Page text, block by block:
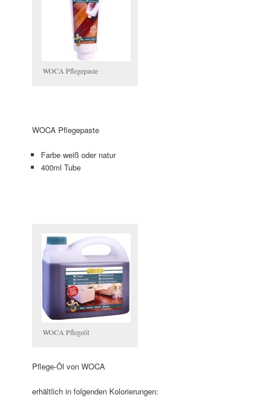
WOCA Pflegepaste
WOCA Pflegepaste
Farbe weiß oder natur
400ml Tube
WOCA Pflegeöl
Pflege-Öl von WOCA
erhältlich in folgenden Kolorierungen: